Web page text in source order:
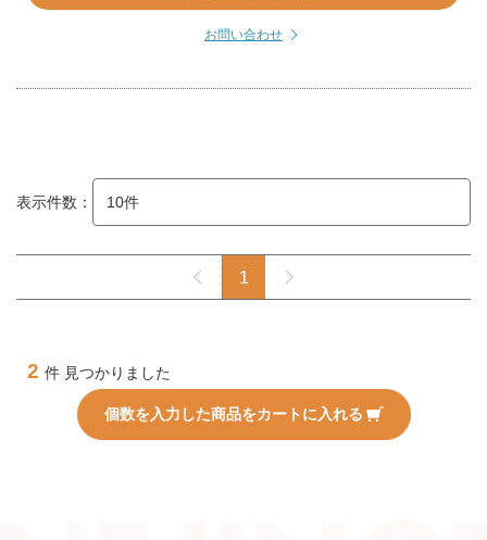
お問い合わせ
表示件数：
1
2 件 見つかりました
個数を入力した商品をカートに入れる